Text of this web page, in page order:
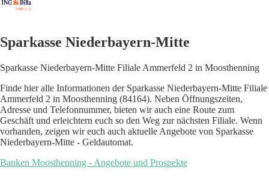
Sparkasse Niederbayern-Mitte
Sparkasse Niederbayern-Mitte Filiale Ammerfeld 2 in Moosthenning
Finde hier alle Informationen der Sparkasse Niederbayern-Mitte Filiale
Ammerfeld 2 in Moosthenning (84164). Neben Öffnungszeiten,
Adresse und Telefonnummer, bieten wir auch eine Route zum
Geschäft und erleichtern euch so den Weg zur nächsten Filiale. Wenn
vorhanden, zeigen wir euch auch aktuelle Angebote von Sparkasse
Niederbayern-Mitte - Geldautomat.
Banken Moosthenning - Angebote und Prospekte